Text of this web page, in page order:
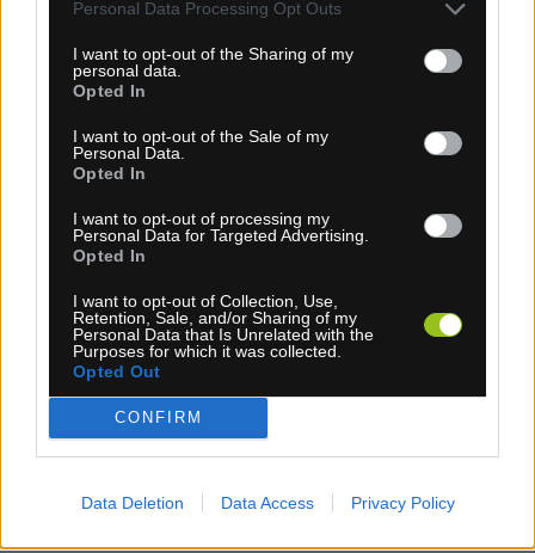
Personal Data Processing Opt Outs
I want to opt-out of the Sharing of my
personal data.
Opted In
I want to opt-out of the Sale of my
Personal Data.
Opted In
I want to opt-out of processing my
Personal Data for Targeted Advertising.
Opted In
I want to opt-out of Collection, Use,
Retention, Sale, and/or Sharing of my
Personal Data that Is Unrelated with the
Purposes for which it was collected.
Opted Out
CONFIRM
Data Deletion Data Access Privacy Policy